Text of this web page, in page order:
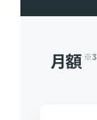
月額 ※3